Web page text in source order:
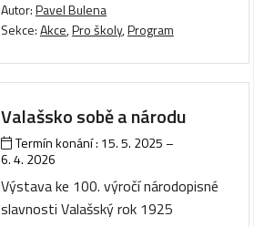
Autor:Pavel Bulena
Sekce:Akce,Pro školy,Program
Valašsko sobě a národu
Termín konání : 15. 5. 2025 –
6. 4. 2026
Výstava ke 100. výročí národopisné
slavnosti Valašský rok 1925